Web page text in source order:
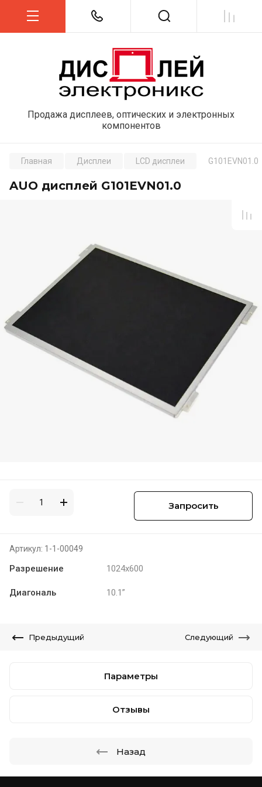
Продажа дисплеев, оптических и электронных
компонентов
Главная Дисплеи LCD дисплеи G101EVN01.0
AUO дисплей G101EVN01.0
Запросить
Артикул: 1-1-00049
Разрешение 1024x600
Диагональ 10.1”
Предыдущий Следующий
Параметры
Отзывы
Назад